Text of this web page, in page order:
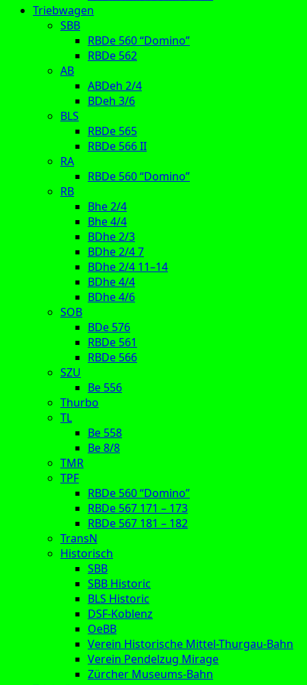
Triebwagen
SBB
RBDe 560 “Domino”
RBDe 562
AB
ABDeh 2/4
BDeh 3/6
BLS
RBDe 565
RBDe 566 II
RA
RBDe 560 “Domino”
RB
Bhe 2/4
Bhe 4/4
BDhe 2/3
BDhe 2/4 7
BDhe 2/4 11–14
BDhe 4/4
BDhe 4/6
SOB
BDe 576
RBDe 561
RBDe 566
SZU
Be 556
Thurbo
TL
Be 558
Be 8/8
TMR
TPF
RBDe 560 “Domino”
RBDe 567 171 – 173
RBDe 567 181 – 182
TransN
Historisch
SBB
SBB Historic
BLS Historic
DSF-Koblenz
OeBB
Verein Historische Mittel-Thurgau-Bahn
Verein Pendelzug Mirage
Zürcher Museums-Bahn